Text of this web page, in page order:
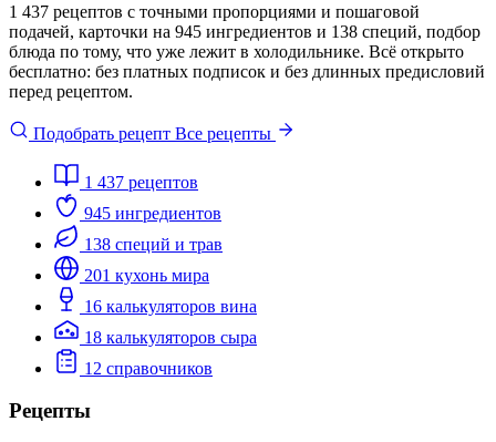
1 437 рецептов с точными пропорциями и пошаговой
подачей, карточки на 945 ингредиентов и 138 специй, подбор
блюда по тому, что уже лежит в холодильнике. Всё открыто
бесплатно: без платных подписок и без длинных предисловий
перед рецептом.
Подобрать рецепт Все рецепты
1 437 рецептов
945 ингредиентов
138 специй и трав
201 кухонь мира
16 калькуляторов вина
18 калькуляторов сыра
12 справочников
Рецепты